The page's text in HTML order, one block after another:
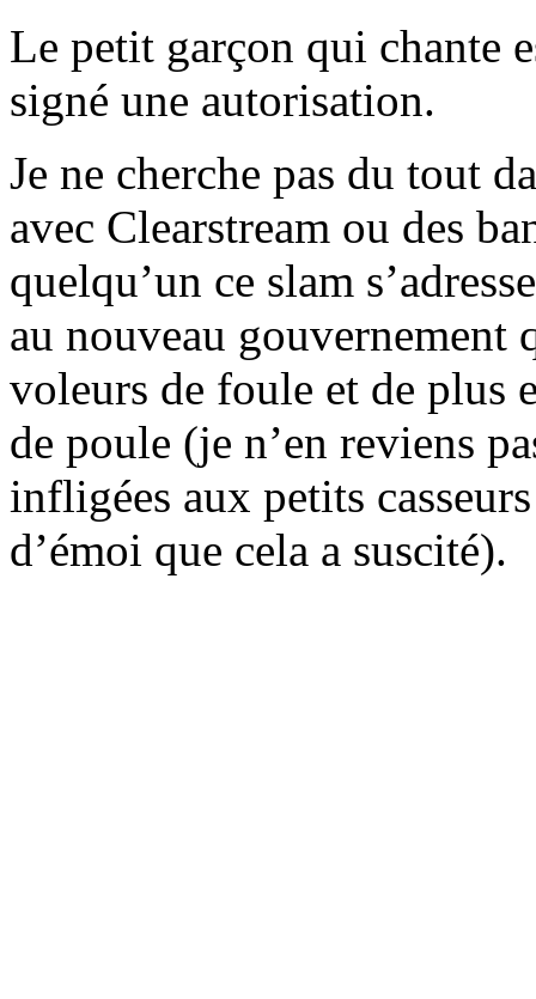
Le petit garçon qui chante
signé une autorisation.
Je ne cherche pas du tout
avec Clearstream ou des
quelqu’un ce slam
au nouveau gouvernement
voleurs de foule et de plus
de poule (je n’en reviens
infligées aux petits
d’émoi que cela a suscité).